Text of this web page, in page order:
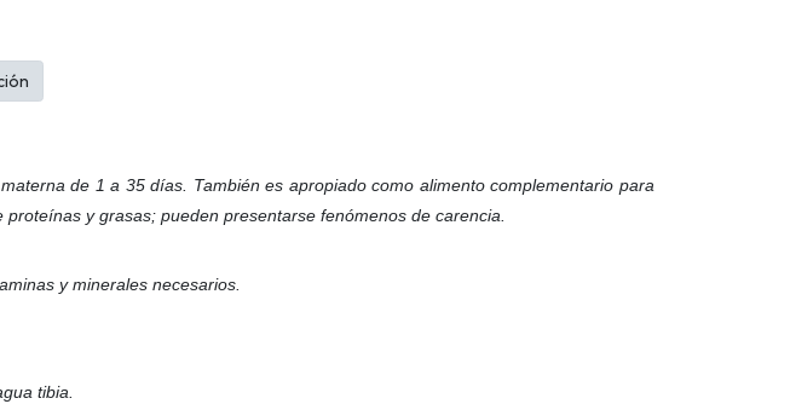
de 1 a 35 días. También es apropiado como alimento complementario para
y grasas; pueden presentarse fenómenos de carencia.
y minerales necesarios.
tibia.